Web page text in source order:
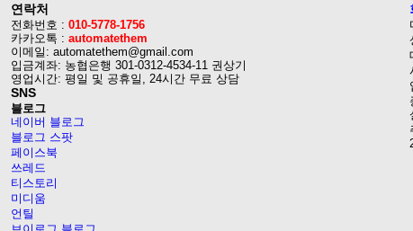
연락처
전화번호 : 010-5778-1756
카카오톡 : automatethem
이메일: automatethem@gmail.com
입금계좌: 농협은행 301-0312-4534-11 권상기
영업시간: 평일 및 공휴일, 24시간 무료 상담
SNS
블로그
네이버 블로그
블로그 스팟
페이스북
쓰레드
티스토리
미디움
언틸